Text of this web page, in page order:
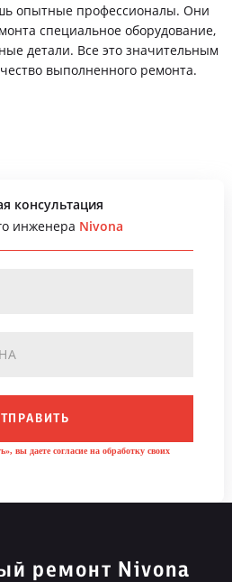
опытные профессионалы. Они
специальное оборудование,
детали. Все это значительным
выполненного ремонта.
консультация
инженера Nivona
вы даете согласие на обработку своих
ремонт Nivona